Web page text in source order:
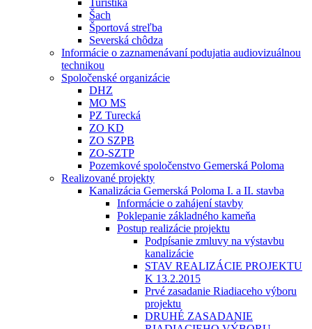
Turistika
Šach
Športová streľba
Severská chôdza
Informácie o zaznamenávaní podujatia audiovizuálnou
technikou
Spoločenské organizácie
DHZ
MO MS
PZ Turecká
ZO KD
ZO SZPB
ZO-SZTP
Pozemkové spoločenstvo Gemerská Poloma
Realizované projekty
Kanalizácia Gemerská Poloma I. a II. stavba
Informácie o zahájení stavby
Poklepanie základného kameňa
Postup realizácie projektu
Podpísanie zmluvy na výstavbu
kanalizácie
STAV REALIZÁCIE PROJEKTU
K 13.2.2015
Prvé zasadanie Riadiaceho výboru
projektu
DRUHÉ ZASADANIE